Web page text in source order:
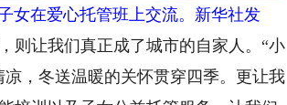
女在爱心托管班上交流。新华社发
让我们真正成了城市的自家人。“小
，冬送温暖的关怀贯穿四季。更让我